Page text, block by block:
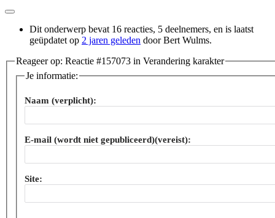
Dit onderwerp bevat 16 reacties, 5 deelnemers, en is laatst
geüpdatet op 2 jaren geleden doorBert Wulms.
Reageer op: Reactie #157073 in Verandering karakter
Je informatie:
Naam (verplicht):
E-mail (wordt niet gepubliceerd)(vereist):
Site: